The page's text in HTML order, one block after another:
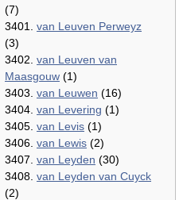
(7)
3401. van Leuven Perweyz
(3)
3402. van Leuven van
Maasgouw (1)
3403. van Leuwen (16)
3404. van Levering (1)
3405. van Levis (1)
3406. van Lewis (2)
3407. van Leyden (30)
3408. van Leyden van Cuyck
(2)